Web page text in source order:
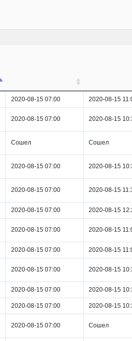
2020-08-15 07:00 2020-08-15
2020-08-15 07:00 2020-08-15
Сошел Сошел
2020-08-15 07:00 2020-08-15
2020-08-15 07:00 2020-08-15
2020-08-15 07:00 2020-08-15
2020-08-15 07:00 2020-08-15
2020-08-15 07:00 2020-08-15
2020-08-15 07:00 2020-08-15
2020-08-15 07:00 2020-08-15
2020-08-15 07:00 2020-08-15
2020-08-15 07:00 Сошел